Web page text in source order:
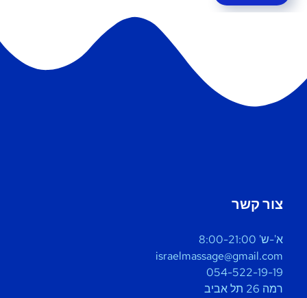
צור קשר
א'-ש' 8:00-21:00
israelmassage@gmail.com
054-522-19-19
רמה 26 תל אביב